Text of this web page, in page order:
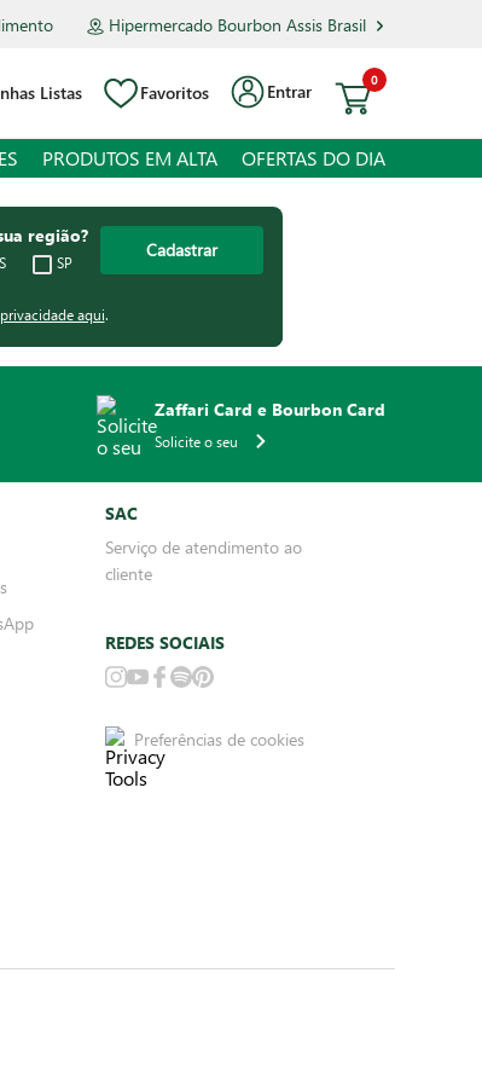
Hipermercado Bourbon Assis Brasil
Listas Favoritos Entrar
0
PRODUTOS EM ALTA OFERTAS DO DIA
região?
SP
Cadastrar
aqui.
Zaffari Card e Bourbon Card
Solicite o seu
SAC
Serviço de atendimento ao
cliente
REDES SOCIAIS
Preferências de cookies